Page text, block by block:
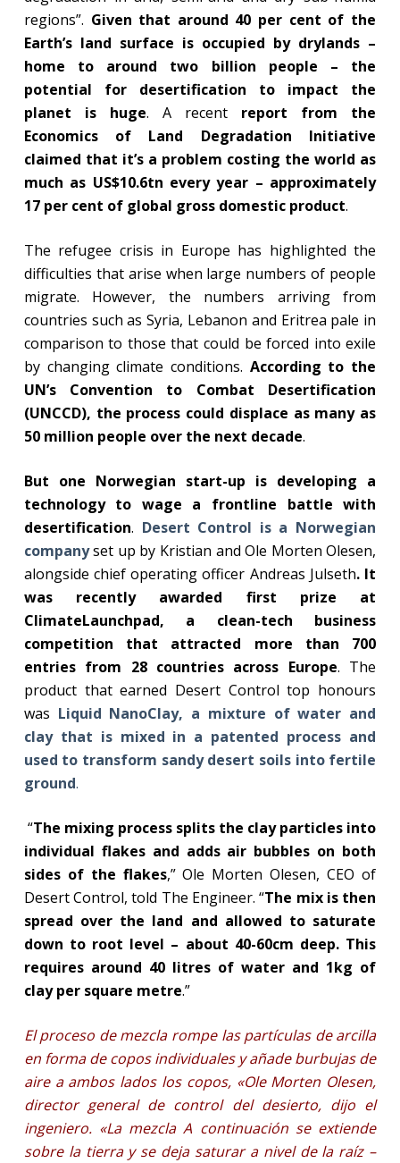
regions”. Given that around 40 per cent of the
Earth’s land surface is occupied by drylands –
home to around two billion people – the
potential for desertification to impact the
planet is huge. A recent report from the
Economics of Land Degradation Initiative
claimed that it’s a problem costing the world as
much as US$10.6tn every year – approximately
17 per cent of global gross domestic product.
The refugee crisis in Europe has highlighted the
difficulties that arise when large numbers of people
migrate. However, the numbers arriving from
countries such as Syria, Lebanon and Eritrea pale in
comparison to those that could be forced into exile
by changing climate conditions. According to the
UN’s Convention to Combat Desertification
(UNCCD), the process could displace as many as
50 million people over the next decade.
But one Norwegian start-up is developing a
technology to wage a frontline battle with
desertification. Desert Control is a Norwegian
company set up by Kristian and Ole Morten Olesen,
alongside chief operating officer Andreas Julseth. It
was recently awarded first prize at
ClimateLaunchpad, a clean-tech business
competition that attracted more than 700
entries from 28 countries across Europe. The
product that earned Desert Control top honours
was Liquid NanoClay, a mixture of water and
clay that is mixed in a patented process and
used to transform sandy desert soils into fertile
ground.
“The mixing process splits the clay particles into
individual flakes and adds air bubbles on both
sides of the flakes,” Ole Morten Olesen, CEO of
Desert Control, told The Engineer. “The mix is then
spread over the land and allowed to saturate
down to root level – about 40-60cm deep. This
requires around 40 litres of water and 1kg of
clay per square metre.”
El proceso de mezcla rompe las partículas de arcilla
en forma de copos individuales y añade burbujas de
aire a ambos lados los copos, «Ole Morten Olesen,
director general de control del desierto, dijo el
ingeniero. «La mezcla A continuación se extiende
sobre la tierra y se deja saturar a nivel de la raíz –